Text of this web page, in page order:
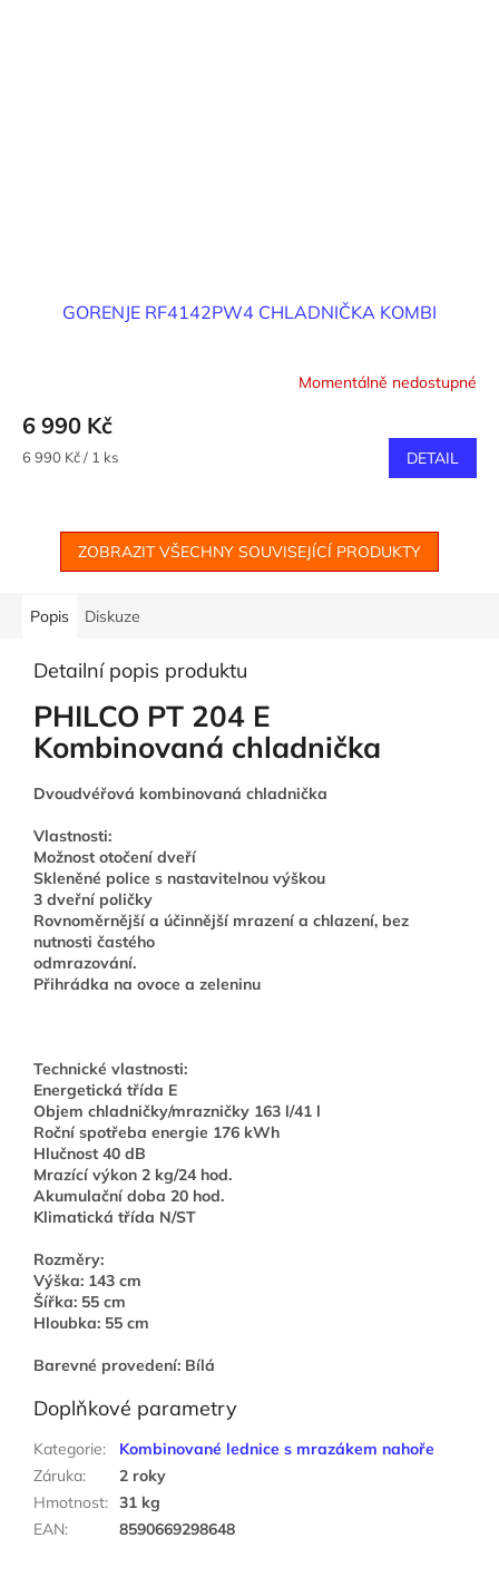
GORENJE RF4142PW4 CHLADNIČKA KOMBI
Momentálně nedostupné
6 990 Kč
Měrná
6 990 Kč / 1 ks DETAIL
ZOBRAZIT VŠECHNY SOUVISEJÍCÍ PRODUKTY
Popis Diskuze
Detailní popis produktu
PHILCO PT 204 E
Kombinovaná chladnička
Dvoudvéřová kombinovaná chladnička
Vlastnosti:
Možnost otočení dveří
Skleněné police s nastavitelnou výškou
3 dveřní poličky
Rovnoměrnější a účinnější mrazení a chlazení, bez
nutnosti častého
odmrazování.
Přihrádka na ovoce a zeleninu
Technické vlastnosti:
Energetická třída E
Objem chladničky/mrazničky 163 l/41 l
Roční spotřeba energie 176 kWh
Hlučnost 40 dB
Mrazící výkon 2 kg/24 hod.
Akumulační doba 20 hod.
Klimatická třída N/ST
Rozměry:
Výška: 143 cm
Šířka: 55 cm
Hloubka: 55 cm
Barevné provedení: Bílá
Doplňkové parametry
Kategorie:
Kombinované lednice s mrazákem nahoře
Záruka:
2 roky
Hmotnost: 31 kg
EAN: 8590669298648